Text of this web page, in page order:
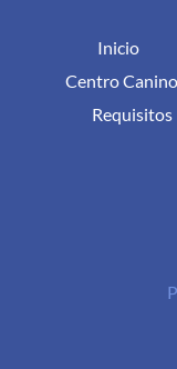
Inicio
Centro Canino
Requisitos